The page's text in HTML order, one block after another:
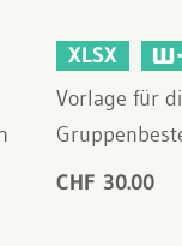
XLSX
Vorlage für
CHF 30.00